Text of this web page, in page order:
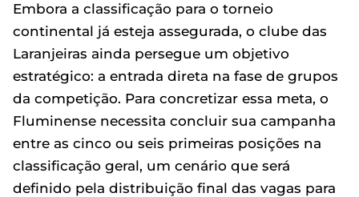
Embora a classificação para o torneio
continental já esteja assegurada, o clube das
Laranjeiras ainda persegue um objetivo
estratégico: a entrada direta na fase de grupos
da competição. Para concretizar essa meta, o
Fluminense necessita concluir sua campanha
entre as cinco ou seis primeiras posições na
classificação geral, um cenário que será
definido pela distribuição final das vagas para